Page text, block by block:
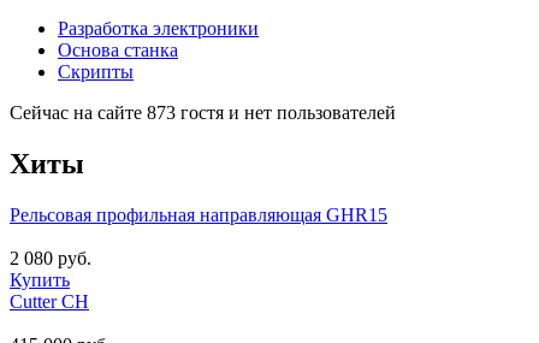
Разработка электроники
Основа станка
Скрипты
Сейчас на сайте 873 гостя и нет пользователей
Хиты
Рельсовая профильная направляющая GHR15
2 080 руб.
Купить
Cutter CH